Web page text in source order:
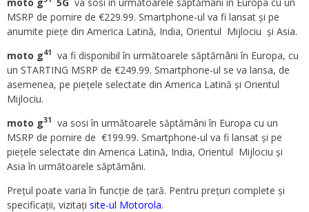
MSRP de pornire de €229.99. Smartphone-ul va fi lansat și pe
anumite piețe din America Latină, India, Orientul Mijlociu și Asia.
moto g41
va fi disponibil în următoarele săptămâni în Europa, cu
un STARTING MSRP de €249.99. Smartphone-ul se va lansa, de
asemenea, pe piețele selectate din America Latină și Orientul
Mijlociu.
moto g31
va sosi în următoarele săptămâni în Europa cu un
MSRP de pornire de €199.99. Smartphone-ul va fi lansat și pe
piețele selectate din America Latină, India, Orientul Mijlociu și
Asia în următoarele săptămâni.
Prețul poate varia în funcție de țară. Pentru prețuri complete și
specificații, vizitați site-ul Motorola.